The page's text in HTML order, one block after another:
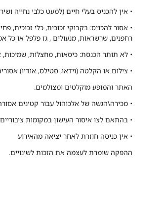
• אין להכניס בעלי חיים (למעט כלבי נחייה
• אסור להכניס: בקבוקי זכוכית, כלי זכוכית,
רחפנים, שרשראות, מנעולים , גז פלפל או כל
• לא תותר הכנסת: כיסאות, מחצלות, שמיכות,
• צילום או הקלטה (וידאו, סטילס, אודיו)
האתר והמופע מוקלטים ומצולמים.
• מכירה\הגשה של אלכוהול עבור קטינים
• בהתאם לצו איסור העישון במקומות
• אין כניסה חוזרת לאחר יציאה מהאירוע
ההפקה שומרת לעצמה את הזכות לשינויים.